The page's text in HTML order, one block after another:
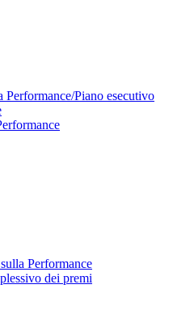
Performance/Piano esecutivo
Performance
dei premi